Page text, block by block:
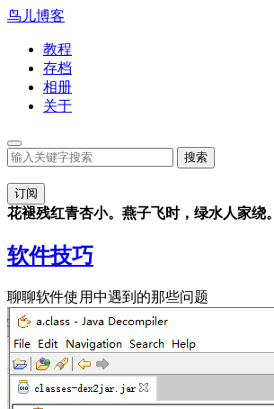
鸟儿博客
教程
存档
相册
关于
订阅
花褪残红青杏小。燕子飞时，绿水人家绕。
软件技巧
聊聊软件使用中遇到的那些问题